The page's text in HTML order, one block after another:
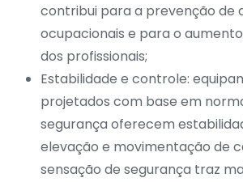
contribui para a prevenção de
ocupacionais e para o
dos profissionais;
Estabilidade e controle:
projetados com base em
segurança oferecem
elevação e movimentação de
sensação de segurança traz